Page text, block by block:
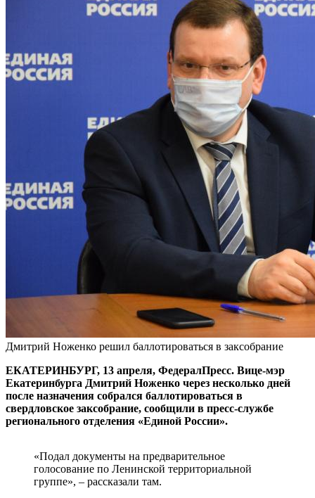
Дмитрий Ноженко решил баллотироваться в заксобрание
ЕКАТЕРИНБУРГ, 13 апреля, ФедералПресс. Вице-мэр
Екатеринбурга Дмитрий Ноженко через несколько дней
после назначения собрался баллотироваться в
свердловское заксобрание, сообщили в пресс-службе
регионального отделения «Единой России».
«Подал документы на предварительное
голосование по Ленинской территориальной
группе», – рассказали там.